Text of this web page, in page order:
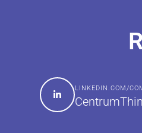
LINKEDIN.COM/